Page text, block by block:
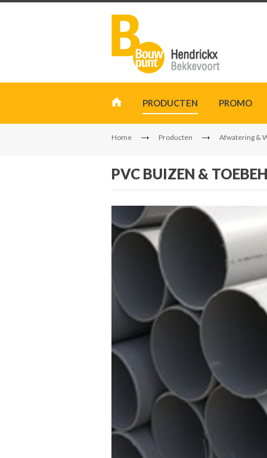
PRODUCTEN PROMO
Home Producten Afwatering &
PVC BUIZEN &